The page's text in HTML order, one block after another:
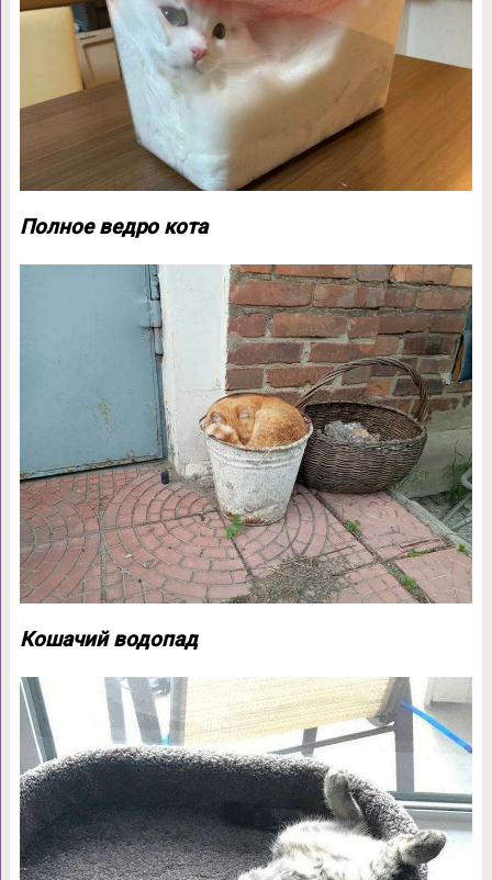
Полное ведро кота
Кошачий водопад